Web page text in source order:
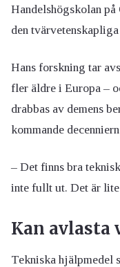
Handelshögskolan
den
Hans forskning tar
fler äldre i Europa –
drabbas av demens
kommande
– Det finns bra
inte fullt ut. Det är
Kan avlasta
Tekniska hjälpmedel